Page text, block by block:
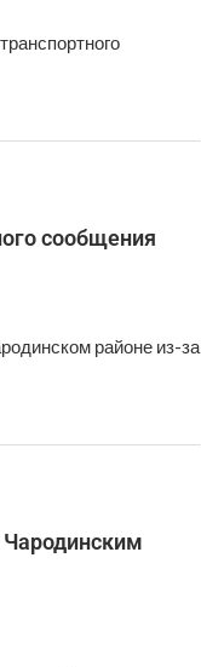
сообщения
районе из-за
Чародинским